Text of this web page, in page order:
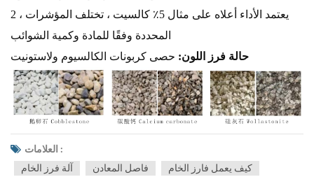
2 ، يعتمد الأداء أعلاه على مثال 5٪ كالسيت ، تختلف المؤشرات
المحددة وفقًا للمادة وكمية الشوائب
حالة فرز اللون: حصى كربونات الكالسيوم ولاستونيت
العلامات :
آلة فرز الخام
فاصل المعادن
كيف يعمل فارز الخام